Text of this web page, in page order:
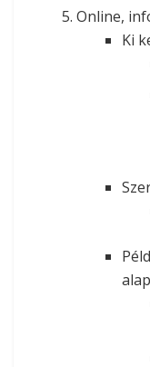
Online,
Ki